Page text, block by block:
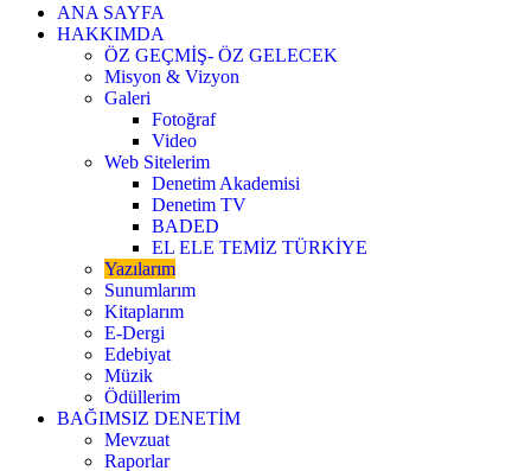
ANA SAYFA
HAKKIMDA
ÖZ GEÇMİŞ- ÖZ GELECEK
Misyon & Vizyon
Galeri
Fotoğraf
Video
Web Sitelerim
Denetim Akademisi
Denetim TV
BADED
EL ELE TEMİZ TÜRKİYE
Yazılarım
Sunumlarım
Kitaplarım
E-Dergi
Edebiyat
Müzik
Ödüllerim
BAĞIMSIZ DENETİM
Mevzuat
Raporlar